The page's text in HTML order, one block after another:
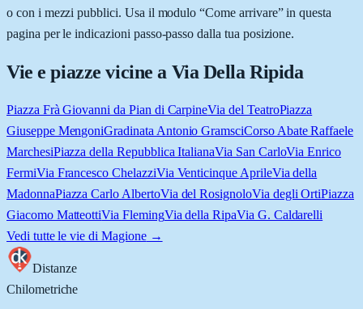
o con i mezzi pubblici. Usa il modulo “Come arrivare” in questa
pagina per le indicazioni passo-passo dalla tua posizione.
Vie e piazze vicine a Via Della Ripida
Piazza Frà Giovanni da Pian di CarpineVia del TeatroPiazza
Giuseppe MengoniGradinata Antonio GramsciCorso Abate Raffaele
MarchesiPiazza della Repubblica ItalianaVia San CarloVia Enrico
FermiVia Francesco ChelazziVia Venticinque AprileVia della
MadonnaPiazza Carlo AlbertoVia del RosignoloVia degli OrtiPiazza
Giacomo MatteottiVia FlemingVia della RipaVia G. Caldarelli
Vedi tutte le vie di Magione→
Distanze
Chilometriche